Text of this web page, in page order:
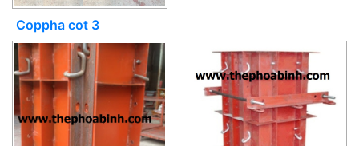
Coppha cot 3